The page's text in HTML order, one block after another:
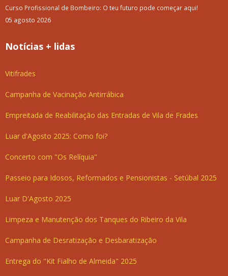
Curso Profissional de Bombeiro: O teu futuro pode começar aqui!
05 agosto 2026
Notícias + lidas
Vitifrades
Campanha de Vacinação Antirrábica
Empreitada de Reabilitação das Entradas de Vila de Frades
Luar d'Agosto 2025: Como foi?
Concerto com "Os Relíquia"
Passeio para Idosos, Reformados e Pensionistas - Setúbal 2025
Luar D'Agosto 2025
Limpeza e Manutenção dos Tanques do Ribeiro da Vila
Campanha de Desratização e Desbaratização
Entrega do "Kit Fialho de Almeida" 2025